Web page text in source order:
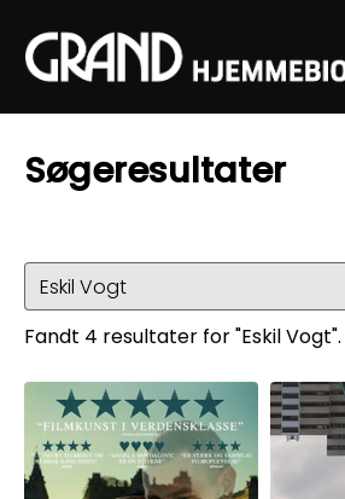
Accessibility Links
Søgeresultater
Fandt 4 resultater for "Eskil Vogt".